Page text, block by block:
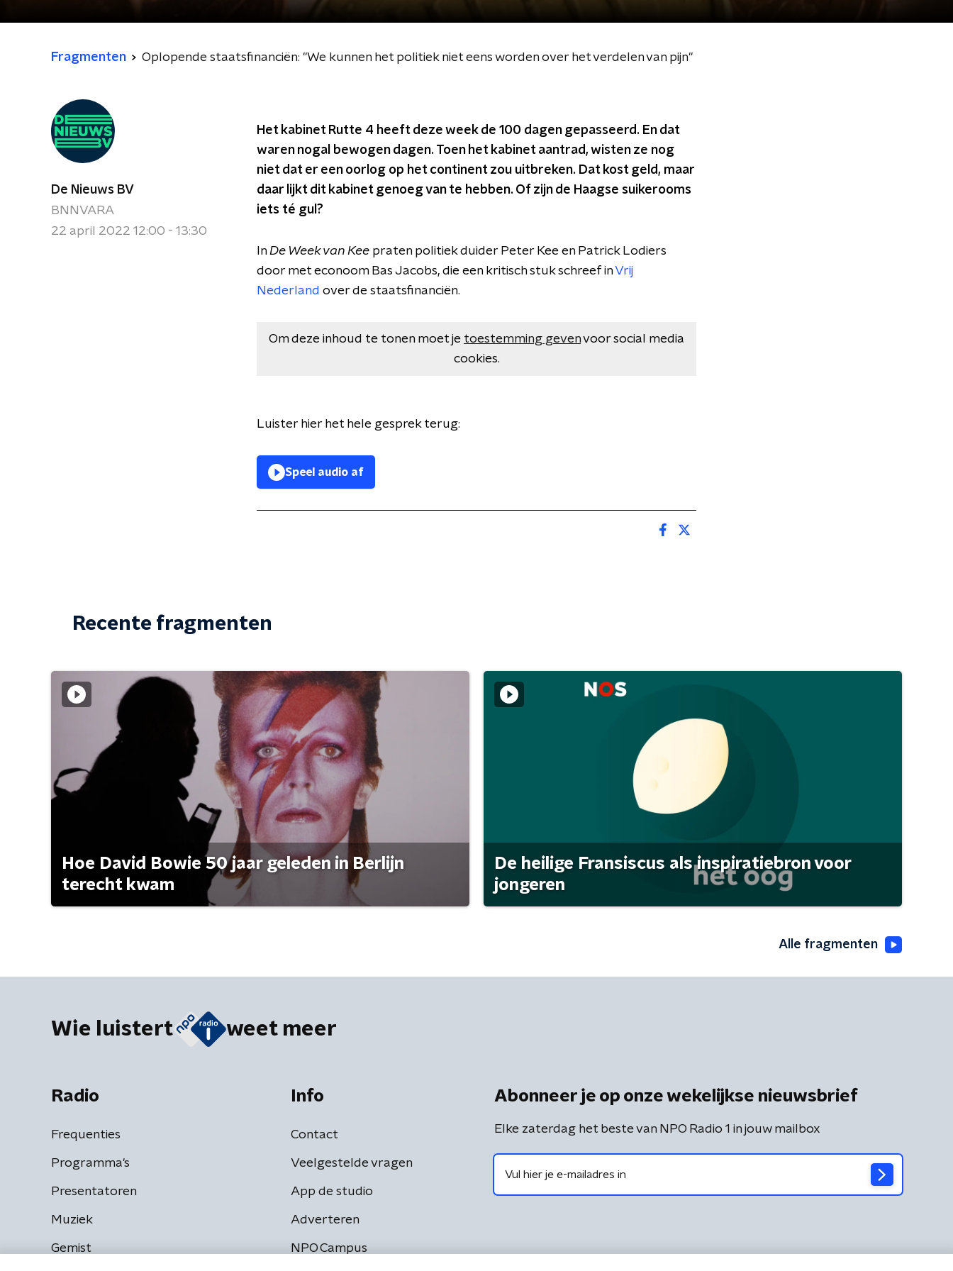
Fragmenten Oplopende staatsfinanciën: "We kunnen het politiek niet eens worden over het verdelen van pijn"
De Nieuws BV
BNNVARA
22 april 2022 12:00 - 13:30
Het kabinet Rutte 4 heeft deze week de 100 dagen gepasseerd. En dat
waren nogal bewogen dagen. Toen het kabinet aantrad, wisten ze nog
niet dat er een oorlog op het continent zou uitbreken. Dat kost geld, maar
daar lijkt dit kabinet genoeg van te hebben. Of zijn de Haagse suikerooms
iets té gul?
InDe Week van Kee praten politiek duider Peter Kee en Patrick Lodiers
door met econoom Bas Jacobs, die een kritisch stuk schreef inVrij
Nederland over de staatsfinanciën.
Om deze inhoud te tonen moet je toestemming gevenvoor social media
cookies.
Luister hier het hele gesprek terug:
Speel audio af
Recente fragmenten
Hoe David Bowie 50 jaar geleden in Berlijn
terecht kwam
De heilige Fransiscus als inspiratiebron voor
jongeren
Alle fragmenten
Wie luistert weet meer
Radio
Frequenties
Programma's
Presentatoren
Muziek
Gemist
Info
Contact
Veelgestelde vragen
App de studio
Adverteren
NPO Campus
Abonneer je op onze wekelijkse nieuwsbrief
Elke zaterdag het beste van NPO Radio 1 in jouw mailbox